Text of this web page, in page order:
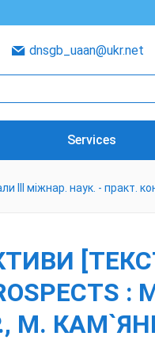
dnsgb_uaan@ukr.net
Services
міжнар. наук. - практ.
:
М.